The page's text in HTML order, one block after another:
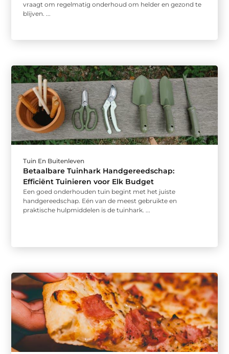
vraagt om regelmatig onderhoud om helder en gezond te
blijven. ...
Tuin En Buitenleven
Betaalbare Tuinhark Handgereedschap:
Efficiënt Tuinieren voor Elk Budget
Een goed onderhouden tuin begint met het juiste
handgereedschap. Eén van de meest gebruikte en
praktische hulpmiddelen is de tuinhark. ...